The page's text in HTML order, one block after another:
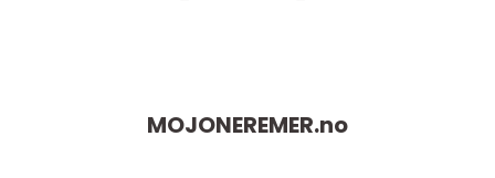
MOJONEREMER.no